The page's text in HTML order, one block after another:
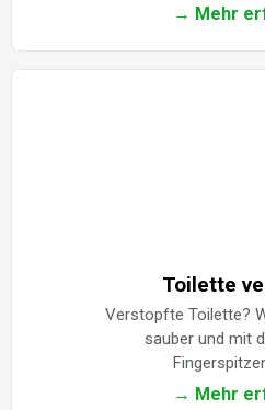
→ Mehr
Toilette
Verstopfte Toilette?
sauber und mit
→ Mehr